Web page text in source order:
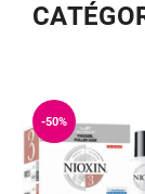
-50%